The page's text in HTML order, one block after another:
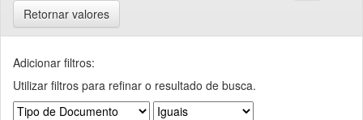
Retornar valores
Adicionar filtros:
Utilizar filtros para refinar o resultado de busca.